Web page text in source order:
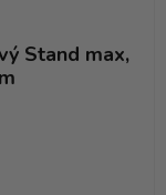
Stand max,